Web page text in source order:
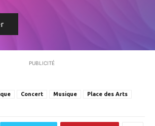
PUBLICITÉ
Concert Musique Place des Arts